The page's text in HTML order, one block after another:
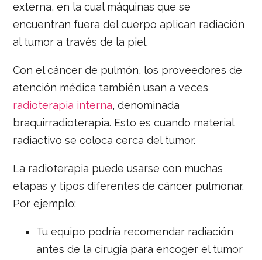
externa, en la cual máquinas que se
encuentran fuera del cuerpo aplican radiación
al tumor a través de la piel.
Con el cáncer de pulmón, los proveedores de
atención médica también usan a veces
radioterapia interna, denominada
braquirradioterapia. Esto es cuando material
radiactivo se coloca cerca del tumor.
La radioterapia puede usarse con muchas
etapas y tipos diferentes de cáncer pulmonar.
Por ejemplo:
Tu equipo podría recomendar radiación
antes de la cirugía para encoger el tumor